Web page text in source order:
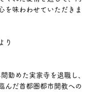
を味わわせていただきま
り
勤めた実家寺を退職し、
んだ首都圏都市開教への